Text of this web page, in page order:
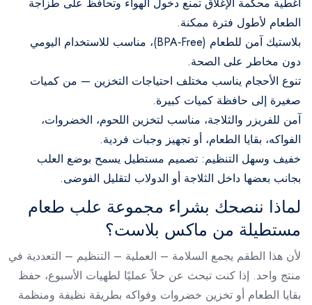
الطعام لأطول فترة ممكنة.
بلاستيك آمن للطعام (BPA‑Free)، مناسب للاستخدام اليومي
دون مخاطر على الصحة.
تنوع الأحجام يناسب مختلف احتياجات التخزين — من كميات
صغيرة إلى حافظة كميات كبيرة.
آمن للفريزر والثلاجة، مناسب لتخزين اللحوم، الخضروات،
الفواكه، بقايا الطعام، أو تجهيز وجبات فردية.
خفيف وسهل التنظيم: تصميم مستطيل يسمح بوضع العلب
بجانب بعضها داخل الثلاجة أو الدولاب لتقليل الفوضى.
لماذا ننصحك بشراء مجموعة علب طعام
مستطيلة من ماكس بلاست؟
لأن هذا الطقم يجمع السلامة – العملية – التنظيم – التعددية في
منتج واحد. إذا كنت تبحث عن حلاً عمليًا لطهيات الأسبوع، حفظ
بقايا الطعام أو تخزين خضروات وفواكه بطريقة نظيفة ومنظمة